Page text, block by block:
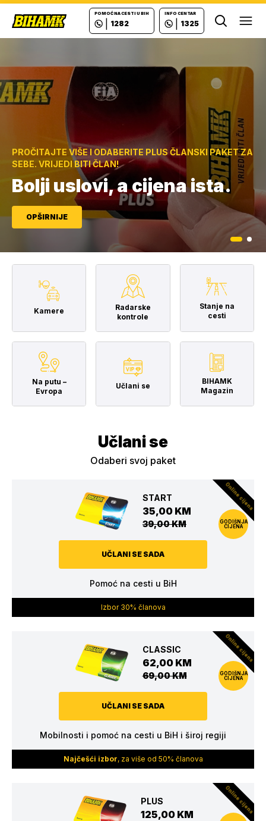
POMOĆ NA CESTI U BIH
1282
INFO CENTAR
1325
Važno saopštenje za sve
vozače!
PROČITAJTE VIŠE I ODABERITE PLUS ČLANSKI PAKET ZA
SEBE. VRIJEDI BITI ČLAN!
Bolji uslovi, a cijena ista.
OPŠIRNIJE
Kamere
Radarske
kontrole
Stanje na
cesti
Na putu –
Evropa
Učlani se
BIHAMK
Magazin
Učlani se
Odaberi svoj paket
Online cijena
GODIŠNJA
CIJENA
START
35,00 KM
39,00 KM
UČLANI SE SADA
Pomoć na cesti u BiH
Izbor 30% članova
Online cijena
GODIŠNJA
CIJENA
CLASSIC
62,00 KM
69,00 KM
UČLANI SE SADA
Mobilnosti i pomoć na cesti u BiH i široj regiji
Najčešći izbor, za više od 50% članova
Online cijena
PLUS
125,00 KM